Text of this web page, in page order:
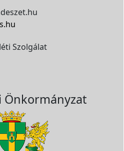
Szolgálat
Önkormányzat